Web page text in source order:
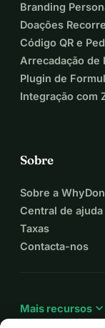
Branding
Doações
Código QR e
Arrecadação de
Plugin de
Integração com
Sobre
Sobre a
Central de ajuda
Taxas
Contacta-nos
Mais recursos expand_more